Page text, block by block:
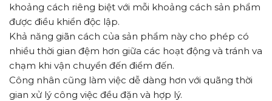
khoảng cách riêng biệt với mỗi khoảng cách sản phẩm
được điều khiển độc lập.
Khả năng giãn cách của sản phẩm này cho phép có
nhiều thời gian đệm hơn giữa các hoạt động và tránh va
chạm khi vận chuyển đến điểm đến.
Công nhân cũng làm việc dễ dàng hơn với quãng thời
gian xử lý công việc đều đặn và hợp lý.